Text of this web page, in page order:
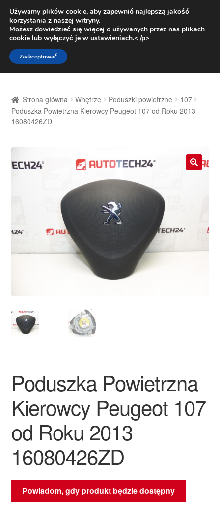
DOSTAWA od 31 zł
Pn.-pt. 9:00-16:00800 003 167
Przejdź
do
nawigacji
Przejdź
do
treści
Dostawa
Kontakt
Płatności
Polityka prywatności
Skarga
Zasady i warunki
Strona główna Wnętrze Poduszki powietrzne
107
Poduszka Powietrzna Kierowcy Peugeot 107 od Roku 2013
16080426ZD
Poduszka Powietrzna
Kierowcy Peugeot 107
od Roku 2013
16080426ZD
Powiadom, gdy produkt będzie dostępny
Używamy plików cookie, aby zapewnić najlepszą jakość
korzystania z naszej witryny.
Możesz dowiedzieć się więcej o używanych przez nas plikach
cookie lub wyłączyć je w ustawieniach.< /p>
Zaakceptować